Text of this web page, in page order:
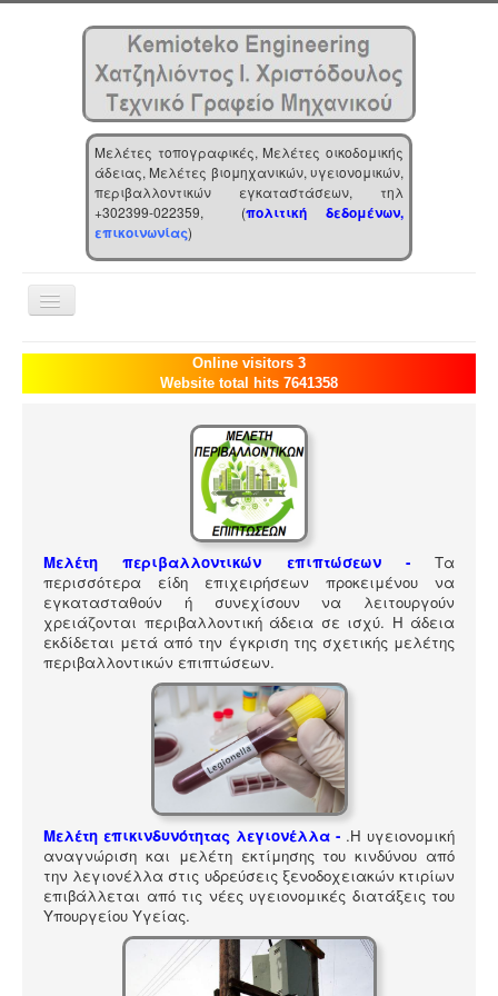
Μελέτες τοπογραφικές, Μελέτες οικοδομικής
άδειας, Μελέτες βιομηχανικών, υγειονομικών,
περιβαλλοντικών εγκαταστάσεων, τηλ
+302399-022359, (πολιτική δεδομένων,
επικοινωνίας)
Toggle
Navigation
Αρχική
Επιχείρηση
Online visitors 3
Website total hits 7641358
Μελέτη περιβαλλοντικών επιπτώσεων -
Τα
περισσότερα είδη επιχειρήσεων προκειμένου να
εγκατασταθούν ή συνεχίσουν να λειτουργούν
χρειάζονται περιβαλλοντική άδεια σε ισχύ. Η άδεια
εκδίδεται μετά από την έγκριση της σχετικής μελέτης
περιβαλλοντικών επιπτώσεων.
Μελέτη επικινδυνότητας λεγιονέλλα - .Η υγειονομική
αναγνώριση και μελέτη εκτίμησης του κινδύνου από
την λεγιονέλλα στις υδρεύσεις ξενοδοχειακών κτιρίων
επιβάλλεται από τις νέες υγειονομικές διατάξεις του
Υπουργείου Υγείας.